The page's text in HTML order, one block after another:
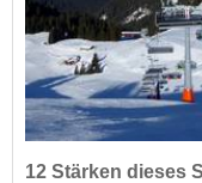
12 Stärken dieses